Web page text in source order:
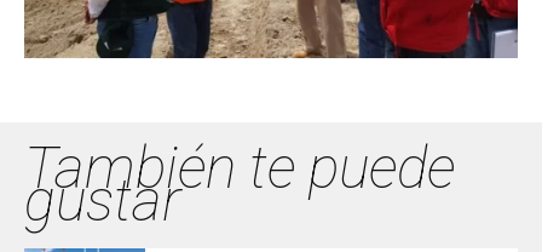
También te puede
gustar